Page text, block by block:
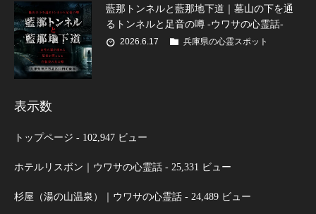
藍那トンネルと藍那地下道｜墓山の下を通
るトンネルと足音の噂 -ウワサの心霊話-
2026.6.17 兵庫県の心霊スポット
表示数
トップページ - 102,947 ビュー
ホテルリスボン｜ウワサの心霊話 - 25,331 ビュー
杉屋（湯の山温泉）｜ウワサの心霊話 - 24,489 ビュー